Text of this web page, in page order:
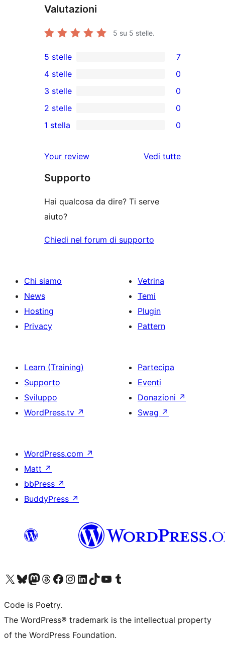
Valutazioni
5 su 5 stelle.
7
recensioni
a
5-
stelle
5 stelle 7
recensioni
a
4-
4 stelle 0
0
recensioni
a
stelle
3 stelle 0
recensioni
2-
stelle
2 stelle 0
a
1-
1 stella 0
Your review Vedi tuttele
Supporto
Hai qualcosa da dire? Ti serve
aiuto?
Chiedi nel forum di supporto
Chi siamo
News
Hosting
Privacy
Vetrina
Temi
Plugin
Pattern
Learn (Training)
Supporto
Sviluppo
WordPress.tv ↗
Partecipa
Eventi
Donazioni ↗
Swag ↗
WordPress.com ↗
Matt ↗
bbPress ↗
BuddyPress ↗
Visita il nostro account X (ex Twitter)
Visita il nostro account Bluesky
Visita il nostro account Mastodon
Visita il nostro account Threads
Visita la nostra pagina Facebook
Visita il nostro account Instagram
Visita il nostro account LinkedIn
Visita il nostro account TikTok
Visita il nostro canale YouTube
Visita il nostro account Tumblr
Code is Poetry.
The WordPress® trademark is the intellectual property
of the WordPress Foundation.